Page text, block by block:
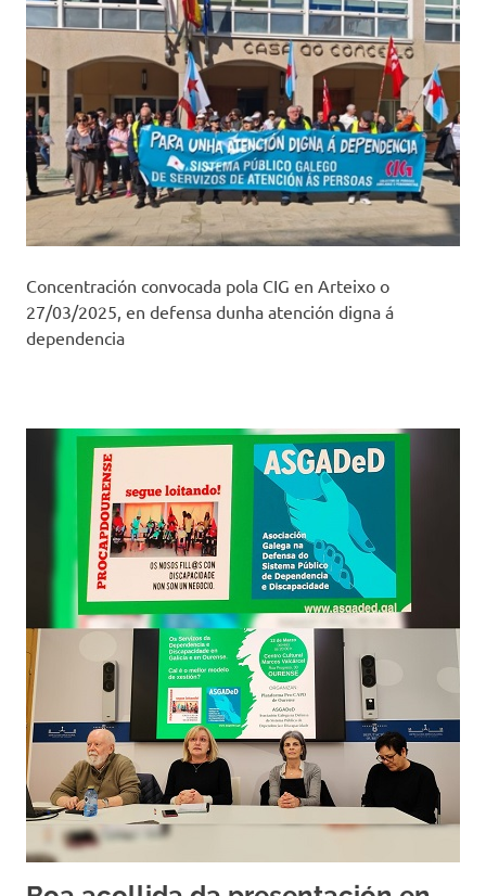
Concentración convocada pola CIG en Arteixo o
27/03/2025, en defensa dunha atención digna á
dependencia